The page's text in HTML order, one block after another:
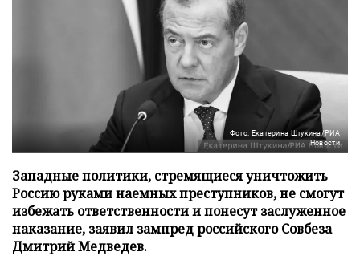
Фото: Екатерина Штукина/РИА
Новости
Западные политики, стремящиеся уничтожить
Россию руками наемных преступников, не смогут
избежать ответственности и понесут заслуженное
наказание, заявил зампред российского Совбеза
Дмитрий Медведев.